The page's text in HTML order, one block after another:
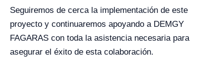
Seguiremos de cerca la implementación de este
proyecto y continuaremos apoyando a DEMGY
FAGARAS con toda la asistencia necesaria para
asegurar el éxito de esta colaboración.